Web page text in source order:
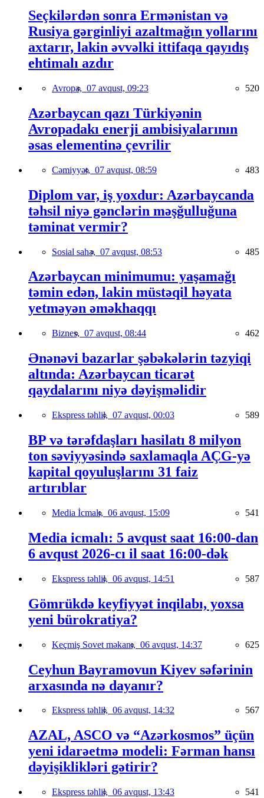
Seçkilərdən sonra Ermənistan və
Rusiya gərginliyi azaltmağın yollarını
axtarır, lakin əvvəlki ittifaqa qayıdış
ehtimalı azdır
Avropa, 07 avqust, 09:23 520
Azərbaycan qazı Türkiyənin
Avropadakı enerji ambisiyalarının
əsas elementinə çevrilir
Cəmiyyət, 07 avqust, 08:59 483
Diplom var, iş yoxdur: Azərbaycanda
təhsil niyə gənclərin məşğulluğuna
təminat vermir?
Sosial sahə, 07 avqust, 08:53 485
Azərbaycan minimumu: yaşamağı
təmin edən, lakin müstəqil həyata
yetməyən əməkhaqqı
Biznes, 07 avqust, 08:44 462
Ənənəvi bazarlar şəbəkələrin təzyiqi
altında: Azərbaycan ticarət
qaydalarını niyə dəyişməlidir
Ekspress təhlil, 07 avqust, 00:03 589
BP və tərəfdaşları hasilatı 8 milyon
ton səviyyəsində saxlamaqla AÇG-yə
kapital qoyuluşlarını 31 faiz
artırıblar
Media İcmalı, 06 avqust, 15:09 541
Media icmalı: 5 avqust saat 16:00-dan
6 avqust 2026-cı il saat 16:00-dək
Ekspress təhlil, 06 avqust, 14:51 587
Gömrükdə keyfiyyət inqilabı, yoxsa
yeni bürokratiya?
Keçmiş Sovet məkanı, 06 avqust, 14:37 625
Ceyhun Bayramovun Kiyev səfərinin
arxasında nə dayanır?
Ekspress təhlil, 06 avqust, 14:32 567
AZAL, ASCO və “Azərkosmos” üçün
yeni idarəetmə modeli: Fərman hansı
dəyişiklikləri gətirir?
Ekspress təhlil, 06 avqust, 13:43 541